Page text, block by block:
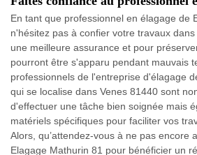
En tant que professionnel en élagage de
n'hésitez pas à confier votre travaux
une meilleure assurance et pour
pourront être s'apparu pendant mauvais
professionnels de l'entreprise d'élagage
qui se localise dans Venes 81440 sont
d'effectuer une tâche bien soignée mais
matériels spécifiques pour faciliter vos
Alors, qu’attendez-vous à ne pas encore
Elagage Mathurin 81 pour bénéficier un